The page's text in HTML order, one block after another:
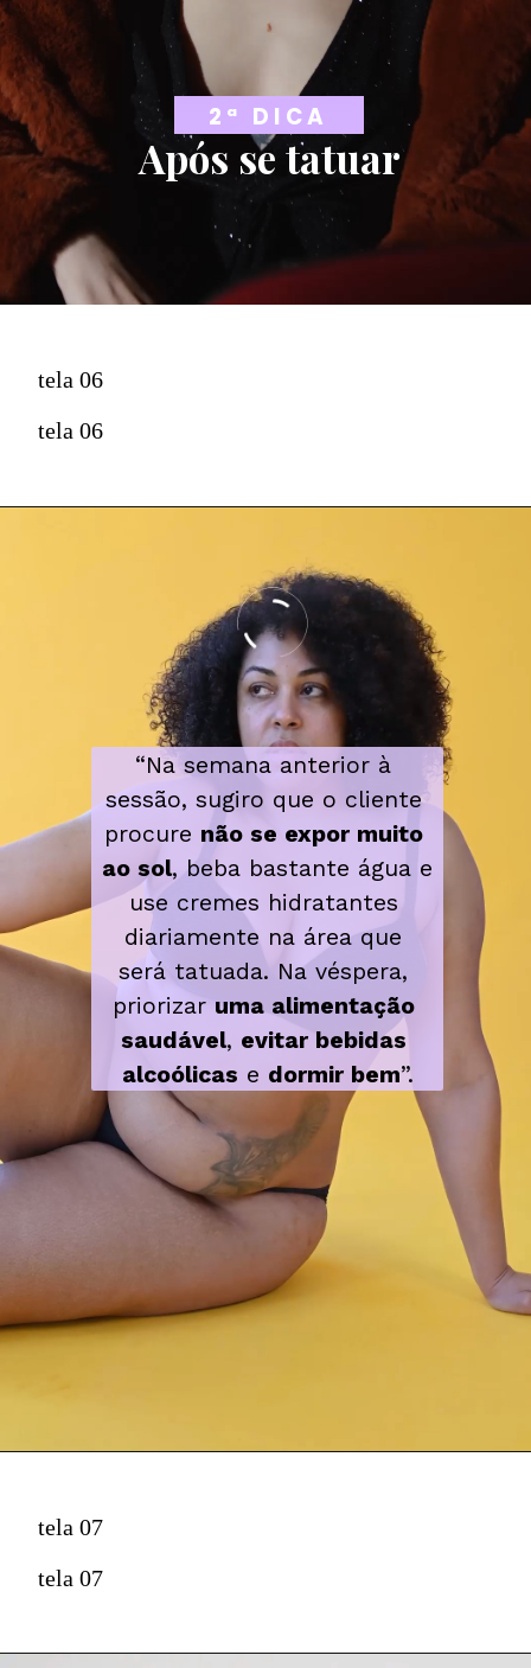
2ª DICA
Após se tatuar
tela 06
tela 06
“Na semana anterior à
sessão, sugiro que o cliente
procure não se expor muito
ao sol, beba bastante água e
use cremes hidratantes
diariamente na área que
será tatuada. Na véspera,
priorizar uma alimentação
saudável, evitar bebidas
alcoólicas e dormir bem”.
tela 07
tela 07